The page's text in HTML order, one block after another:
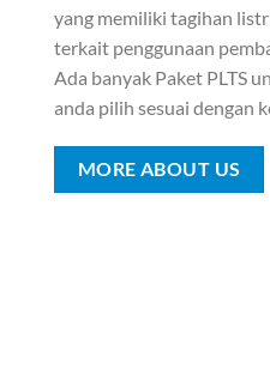
yang memiliki tagihan
terkait penggunaan
Ada banyak Paket PLTS
anda pilih sesuai dengan
MORE ABOUT US